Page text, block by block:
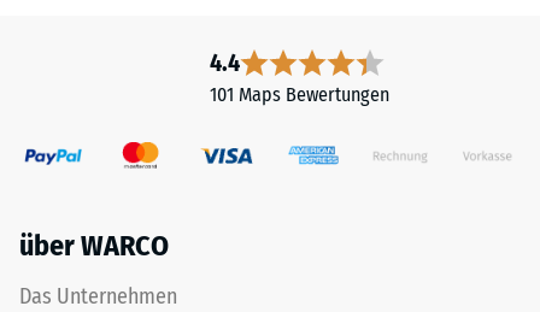
4.4
101 Maps Bewertungen
über WARCO
Das Unternehmen